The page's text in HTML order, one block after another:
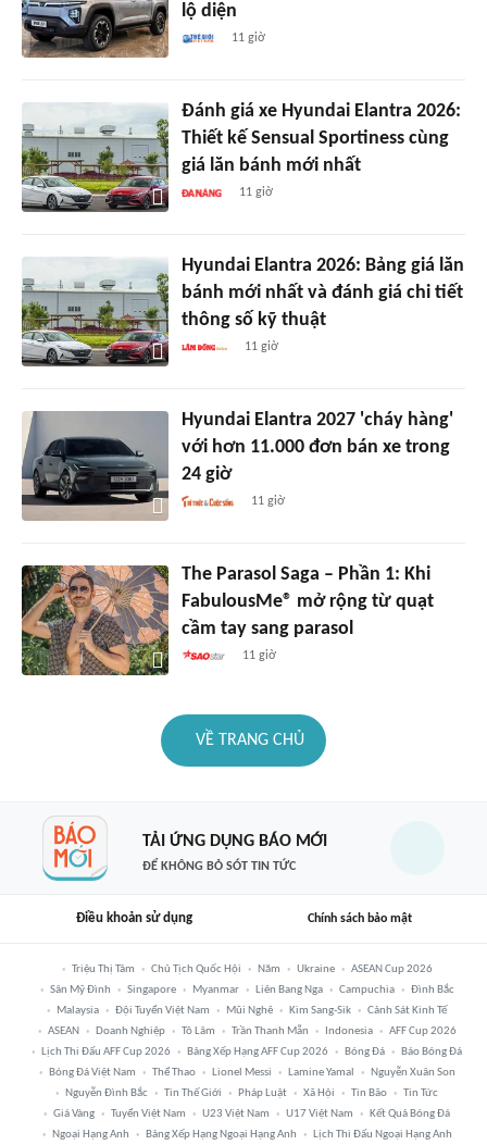
lộ diện
11 giờ
Đánh giá xe Hyundai Elantra 2026:
Thiết kế Sensual Sportiness cùng
giá lăn bánh mới nhất
11 giờ
Hyundai Elantra 2026: Bảng giá lăn
bánh mới nhất và đánh giá chi tiết
thông số kỹ thuật
11 giờ
Hyundai Elantra 2027 'cháy hàng'
với hơn 11.000 đơn bán xe trong
24 giờ
11 giờ
The Parasol Saga – Phần 1: Khi
FabulousMe® mở rộng từ quạt
cầm tay sang parasol
11 giờ
VỀ TRANG CHỦ
TẢI ỨNG DỤNG BÁO MỚI
ĐỂ KHÔNG BỎ SÓT TIN TỨC
Điều khoản sử dụng Chính sách bảo mật
Triệu Thị Tâm Chủ Tịch Quốc Hội Năm Ukraine
ASEAN Cup 2026
Sân Mỹ Đình
Singapore Myanmar Liên Bang Nga Campuchia
Đình Bắc
Malaysia
Đội Tuyển Việt Nam Mũi Nghê Kim Sang-Sik
Cảnh Sát Kinh Tế
ASEAN
Doanh Nghiệp Tô Lâm Trần Thanh Mẫn Indonesia
AFF Cup 2026
Lịch Thi Đấu AFF Cup 2026
Bảng Xếp Hạng AFF Cup 2026 Bóng Đá
Báo Bóng Đá
Bóng Đá Việt Nam
Thể Thao Lionel Messi Lamine Yamal
Nguyễn Xuân Son
Nguyễn Đình Bắc
Tin Thế Giới Pháp Luật Xã Hội Tin Bão
Tin Tức
Giá Vàng
Tuyển Việt Nam U23 Việt Nam U17 Việt Nam
Kết Quả Bóng Đá
Ngoại Hạng Anh
Bảng Xếp Hạng Ngoại Hạng Anh Lịch Thi Đấu Ngoại Hạng Anh